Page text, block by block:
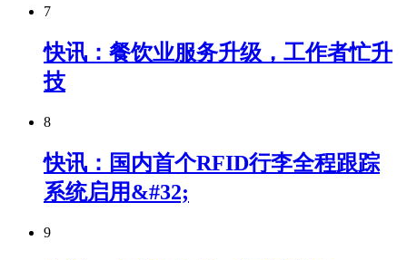
7
快讯：餐饮业服务升级，工作者忙升
技
8
快讯：国内首个RFID行李全程跟踪
系统启用&#32;
9